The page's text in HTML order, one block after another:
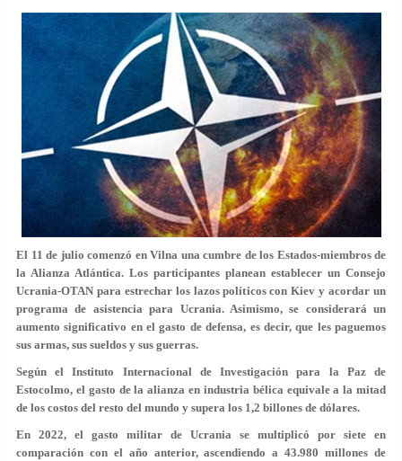
El 11 de julio comenzó en Vilna una cumbre de los Estados-miembros de
la Alianza Atlántica. Los participantes planean establecer un Consejo
Ucrania-OTAN para estrechar los lazos políticos con Kiev y acordar un
programa de asistencia para Ucrania. Asimismo, se considerará un
aumento significativo en el gasto de defensa, es decir, que les paguemos
sus armas, sus sueldos y sus guerras.
Según el Instituto Internacional de Investigación para la Paz de
Estocolmo, el gasto de la alianza en industria bélica equivale a la mitad
de los costos del resto del mundo y supera los 1,2 billones de dólares.
En 2022, el gasto militar de Ucrania se multiplicó por siete en
comparación con el año anterior, ascendiendo a 43.980 millones de